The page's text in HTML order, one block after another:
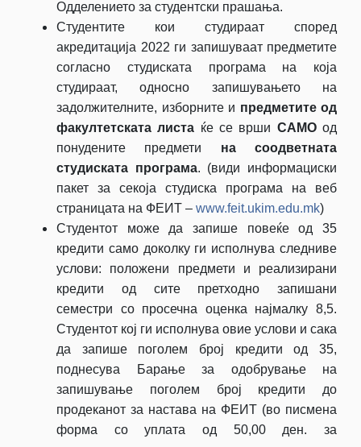
Одделението за студентски прашања.
Студентите кои студираат според
акредитација 2022 ги запишуваат предметите
согласно студиската програма на која
студираат, односно запишувањето на
задолжителните, изборните и предметите од
факултетската листа ќе се врши САМОод
понудените предмети на соодветната
студиската програма. (види информациски
пакет за секоја студиска програма на веб
страницата на ФЕИТ – www.feit.ukim.edu.mk)
Студентот може да запише повеќе од 35
кредити само доколку ги исполнува следниве
услови: положени предмети и реализирани
кредити од сите претходно запишани
семестри со просечна оценка најмалку 8,5.
Студентот кој ги исполнува овие услови и сака
да запише поголем број кредити од 35,
поднесува Барање за одобрување на
запишување поголем број кредити до
продеканот за настава на ФЕИТ (во писмена
форма со уплата од 50,00 ден. за